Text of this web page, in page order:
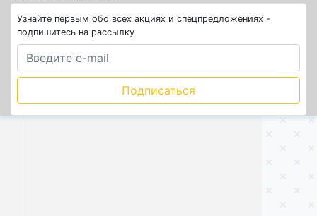
Узнайте первым обо всех акциях и спецпредложениях -
подпишитесь на рассылку